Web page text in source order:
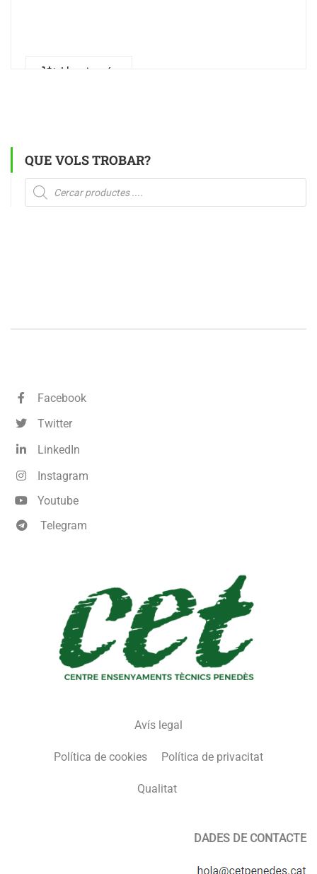
Llegeix més
QUE VOLS TROBAR?
Products
search
Facebook
Twitter
LinkedIn
Instagram
Youtube
Telegram
Avís legal
Política de cookies Política de privacitat
Qualitat
DADES DE CONTACTE